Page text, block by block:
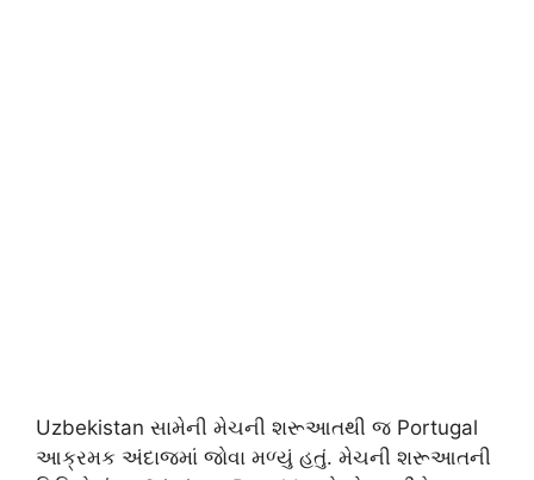
Uzbekistan સામેની મેચની શરૂઆતથી જ Portugal
આક્રમક અંદાજમાં જોવા મળ્યું હતું. મેચની શરૂઆતની